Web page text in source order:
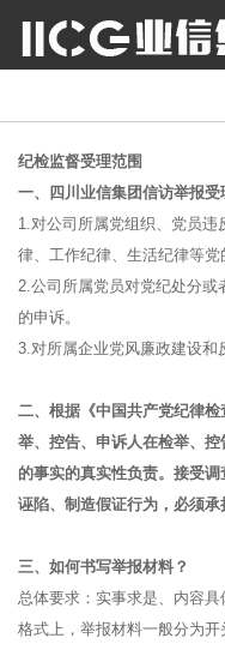
纪检监督受理范围
一、四川业信集团信访举报受
1.对公司所属党组织、党员
律、工作纪律、生活纪律等党
2.公司所属党员对党纪处分或
的申诉。
3.对所属企业党风廉政建设和
二、根据《中国共产党纪律
举、控告、申诉人在检举、
的事实的真实性负责。接受
诬陷、制造假证行为，必须承
三、如何书写举报材料？
总体要求：实事求是、内容具
格式上，举报材料一般分为